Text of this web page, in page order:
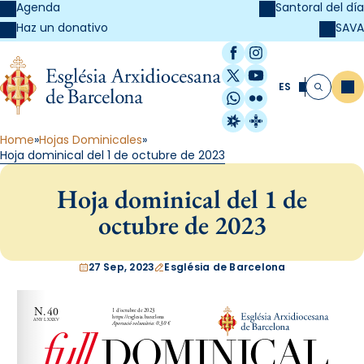
Agenda
Haz un donativo
Santoral del día
SAVA
Facebook
Instagram
X / Twitter
YouTube
WhatsApp
Flickr
Radio Estel
Catalunya
ES Buscar
Home Hojas Dominicales
Hoja dominical del 1 de octubre de 2023
Hoja dominical del 1 de
octubre de 2023
27 Sep, 2023 Església de Barcelona